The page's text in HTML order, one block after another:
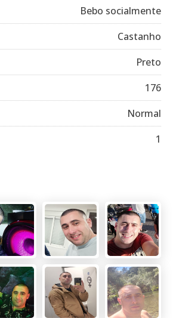
Bebo socialmente
Castanho
Preto
176
Normal
1